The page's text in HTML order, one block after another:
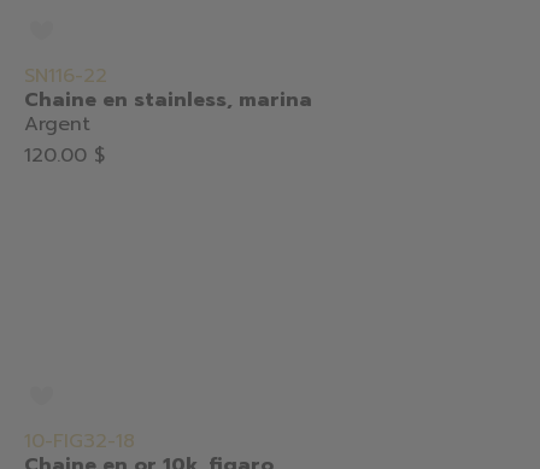
SN116-22
Chaine en stainless, marina
Argent
120.00 $
10-FIG32-18